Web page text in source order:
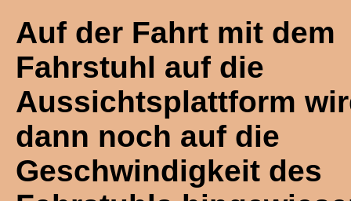
Auf der Fahrt mit dem
Fahrstuhl auf die
Aussichtsplattform
dann noch auf die
Geschwindigkeit des